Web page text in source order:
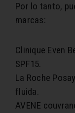
Por lo tanto,
marcas:
Clinique Even
SPF15.
La Roche
fluida.
AVENE